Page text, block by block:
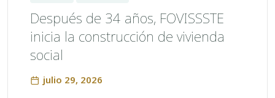
Después de 34 años, FOVISSSTE
inicia la construcción de vivienda
social
julio 29, 2026